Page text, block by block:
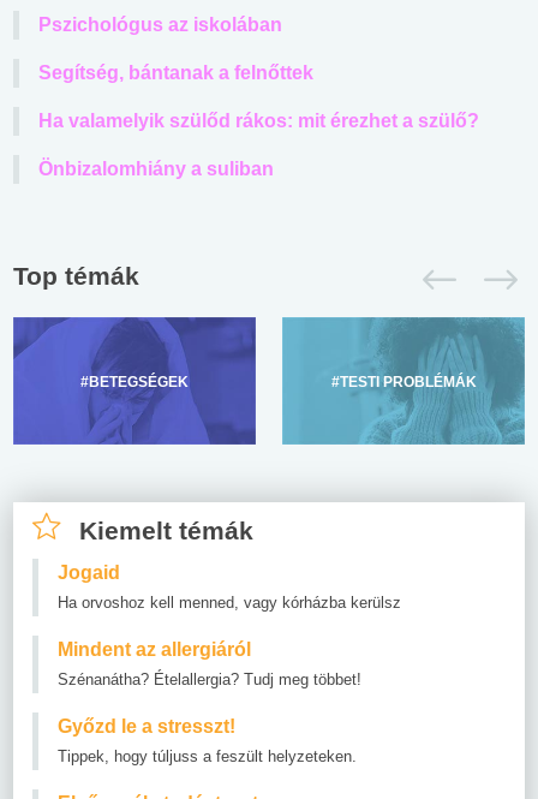
Pszichológus az iskolában
Segítség, bántanak a felnőttek
Ha valamelyik szülőd rákos: mit érezhet a szülő?
Önbizalomhiány a suliban
Top témák
#BETEGSÉGEK #TESTI PROBLÉMÁK
Kiemelt témák
Jogaid
Ha orvoshoz kell menned, vagy kórházba kerülsz
Mindent az allergiáról
Szénanátha? Ételallergia? Tudj meg többet!
Győzd le a stresszt!
Tippek, hogy túljuss a feszült helyzeteken.